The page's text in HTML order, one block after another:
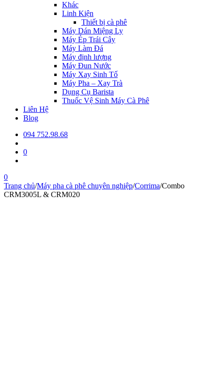
Khác
Linh Kiện
Thiết bị cà phê
Máy Dán Miệng Ly
Máy Ép Trái Cây
Máy Làm Đá
Máy định lượng
Máy Đun Nước
Máy Xay Sinh Tố
Máy Pha – Xay Trà
Dụng Cụ Barista
Thuốc Vệ Sinh Máy Cà Phê
Liên Hệ
Blog
094 752.98.68
0
0
Trang chủ/Máy pha cà phê chuyên nghiệp/Corrima/Combo
CRM3005L & CRM020